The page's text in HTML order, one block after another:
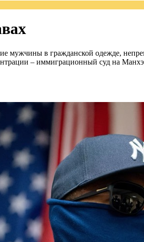
в гражданской одежде,
– иммиграционный суд на